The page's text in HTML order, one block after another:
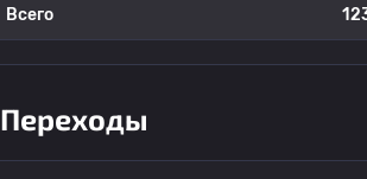
Всего
Переходы